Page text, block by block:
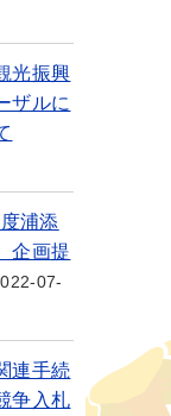
光振興
ザルに
浦添
企画提
07-
連手続
争入札